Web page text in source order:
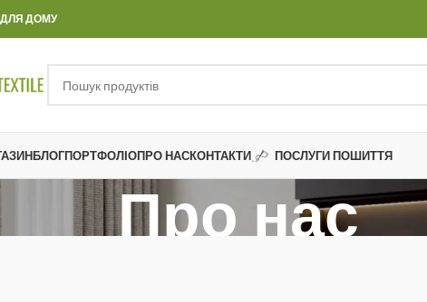
ДЛЯ ДОМУ
БЛОГПОРТФОЛІОПРО НАСКОНТАКТИ ПОСЛУГИ ПОШИТТЯ
Про нас